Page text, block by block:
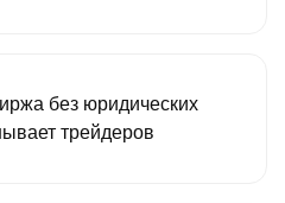
без юридических
трейдеров